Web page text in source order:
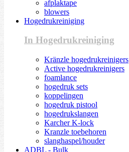
afplaktape
blowers
Hogedrukreiniging
In Hogedrukreiniging
Kränzle hogedrukreinigers
Active hogedrukreinigers
foamlance
hogedruk sets
koppelingen
hogedruk pistool
hogedrukslangen
Karcher K-lock
Kranzle toebehoren
slanghaspel/houder
ADBL - Bulk